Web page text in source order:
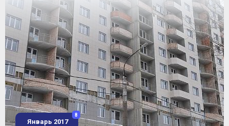
Январь 2017
8